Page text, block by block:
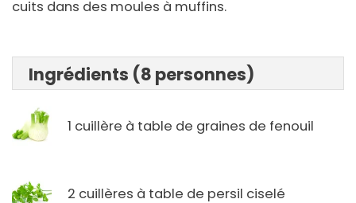
cuits dans des moules à muffins.
Ingrédients (8 personnes)
1 cuillère à table de graines de fenouil
2 cuillères à table de persil ciselé